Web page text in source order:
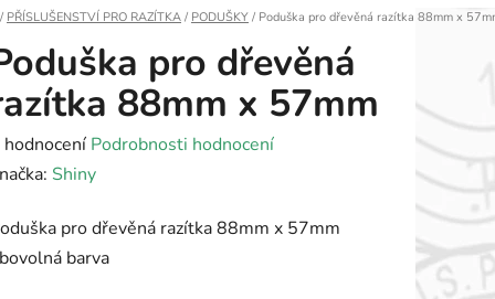
Domů
/ PŘÍSLUŠENSTVÍ PRO RAZÍTKA / PODUŠKY / Poduška pro dřevěná razítka 88mm x
pro dřevěná
88mm x 57mm
hodnocení Podrobnosti hodnocení
Shiny
pro dřevěná razítka 88mm x 57mm
barva